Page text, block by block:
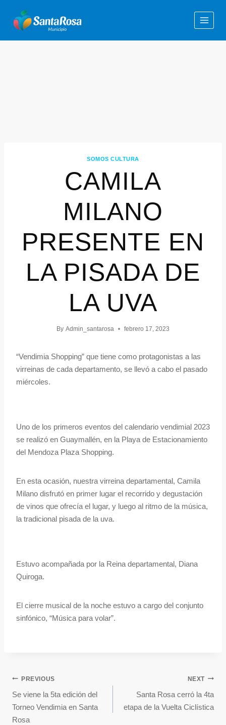
SOMOS CULTURA
CAMILA
MILANO
PRESENTE EN
LA PISADA DE
LA UVA
By Admin_santarosa febrero 17, 2023
“Vendimia Shopping” que tiene como protagonistas a las
virreinas de cada departamento, se llevó a cabo el pasado
miércoles.
Uno de los primeros eventos del calendario vendimial 2023
se realizó en Guaymallén, en la Playa de Estacionamiento
del Mendoza Plaza Shopping.
En esta ocasión, nuestra virreina departamental, Camila
Milano disfrutó en primer lugar el recorrido y degustación
de vinos que ofrecía el lugar, y luego al ritmo de la música,
la tradicional pisada de la uva.
Estuvo acompañada por la Reina departamental, Diana
Quiroga.
El cierre musical de la noche estuvo a cargo del conjunto
sinfónico, “Música para volar”.
PREVIOUS
Se viene la 5ta edición del
Torneo Vendimia en Santa
Rosa
NEXT
Santa Rosa cerró la 4ta
etapa de la Vuelta Ciclística